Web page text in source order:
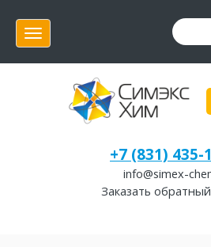
Меню
+7 (831) 435-
info@simex-
Заказать